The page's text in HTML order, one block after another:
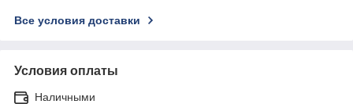
Все условия доставки
Условия оплаты
Наличными